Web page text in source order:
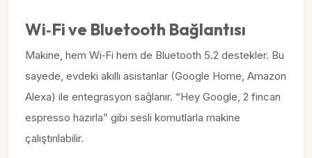
Wi‑Fi ve Bluetooth Bağlantısı
Makine, hem Wi‑Fi hem de Bluetooth 5.2 destekler. Bu
sayede, evdeki akıllı asistanlar (Google Home, Amazon
Alexa) ile entegrasyon sağlanır. “Hey Google, 2 fincan
espresso hazırla” gibi sesli komutlarla makine
çalıştırılabilir.